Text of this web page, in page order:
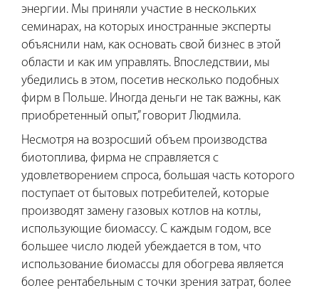
энергии. Мы приняли участие в нескольких
семинарах, на которых иностранные эксперты
объяснили нам, как основать свой бизнес в этой
области и как им управлять. Впоследствии, мы
убедились в этом, посетив несколько подобных
фирм в Польше. Иногда деньги не так важны, как
приобретенный опыт,” говорит Людмила.
Несмотря на возросший объем производства
биотоплива, фирма не справляется с
удовлетворением спроса, большая часть которого
поступает от бытовых потребителей, которые
производят замену газовых котлов на котлы,
использующие биомассу. С каждым годом, все
большее число людей убеждается в том, что
использование биомассы для обогрева является
более рентабельным с точки зрения затрат, более